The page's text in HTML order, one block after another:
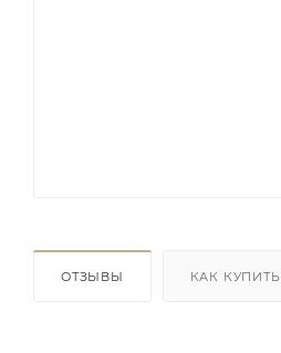
ОТЗЫВЫ КАК КУПИТЬ